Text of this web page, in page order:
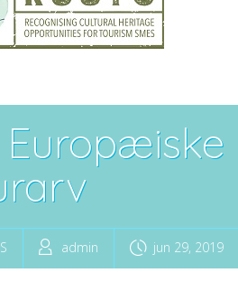
admin jun 29, 2019